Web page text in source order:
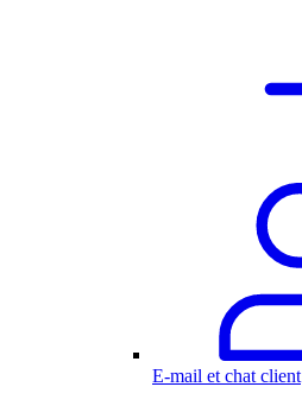
E-mail et chat client